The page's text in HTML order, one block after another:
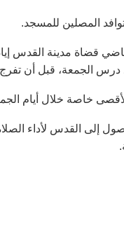
المصلين للمسجد.
قضاة مدينة القدس
درس الجمعة، قبل أن
خاصة خلال أيام
إلى القدس لأداء